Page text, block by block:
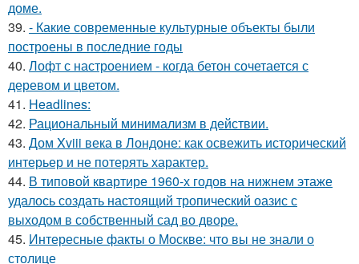
доме.
39. - Какие современные культурные объекты были
построены в последние годы
40. Лофт с настроением - когда бетон сочетается с
деревом и цветом.
41. Headlines:
42. Рациональный минимализм в действии.
43. Дом Xviii века в Лондоне: как освежить исторический
интерьер и не потерять характер.
44. В типовой квартире 1960-х годов на нижнем этаже
удалось создать настоящий тропический оазис с
выходом в собственный сад во дворе.
45. Интересные факты о Москве: что вы не знали о
столице